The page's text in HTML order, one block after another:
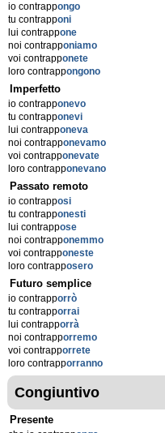
io contrappongo
tu contrapponi
lui contrappone
noi contrapponiamo
voi contrapponete
loro contrappongono
Imperfetto
io contrapponevo
tu contrapponevi
lui contrapponeva
noi contrapponevamo
voi contrapponevate
loro contrapponevano
Passato remoto
io contrapposi
tu contrapponesti
lui contrappose
noi contrapponemmo
voi contrapponeste
loro contrapposero
Futuro semplice
io contrapporrò
tu contrapporrai
lui contrapporrà
noi contrapporremo
voi contrapporrete
loro contrapporranno
Congiuntivo
Presente